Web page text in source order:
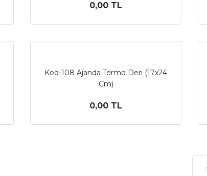
0,00 TL
Kod-108 Ajanda Termo Deri (17x24
Cm)
0,00 TL